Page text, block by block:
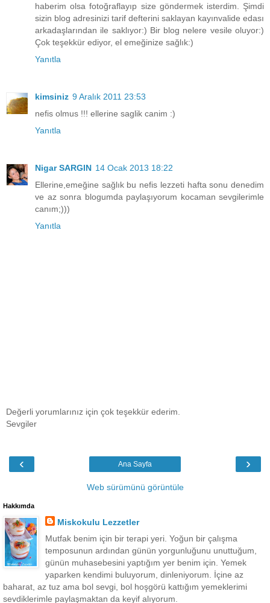
haberim olsa fotoğraflayıp size göndermek isterdim. Şimdi
sizin blog adresinizi tarif defterini saklayan kayınvalide edası
arkadaşlarından ile saklıyor:) Bir blog nelere vesile oluyor:)
Çok teşekkür ediyor, el emeğinize sağlık:)
Yanıtla
kimsiniz 9 Aralık 2011 23:53
nefis olmus !!! ellerine saglik canim :)
Yanıtla
Nigar SARGIN 14 Ocak 2013 18:22
Ellerine,emeğine sağlık bu nefis lezzeti hafta sonu denedim
ve az sonra blogumda paylaşıyorum kocaman sevgilerimle
canım;)))
Yanıtla
Değerli yorumlarınız için çok teşekkür ederim.
Sevgiler
‹ ›
Ana Sayfa
Web sürümünü görüntüle
Hakkımda
Miskokulu Lezzetler
Mutfak benim için bir terapi yeri. Yoğun bir çalışma
temposunun ardından günün yorgunluğunu unuttuğum,
günün muhasebesini yaptığım yer benim için. Yemek
yaparken kendimi buluyorum, dinleniyorum. İçine az
baharat, az tuz ama bol sevgi, bol hoşgörü kattığım yemeklerimi
sevdiklerimle paylaşmaktan da keyif alıyorum.